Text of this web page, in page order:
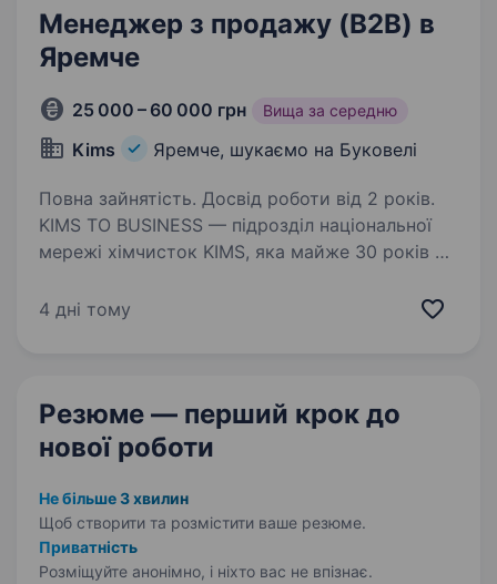
Менеджер з продажу (B2B) в
Яремче
25 000 – 60 000 грн Вища за середню
Kims Яремче, шукаємо на Буковелі
Повна зайнятість. Досвід роботи від 2 років.
KIMS TO BUSINESS — підрозділ національної
мережі хімчисток KIMS, яка майже 30 років є
за речами. Ми постачаємо професійні
4 дні тому
Резюме — перший крок до
нової роботи
Не більше 3 хвилин
Щоб створити та розмістити ваше резюме.
Приватність
Розміщуйте анонімно, і ніхто вас не впізнає.